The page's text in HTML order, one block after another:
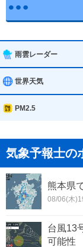
雨雲レーダー
世界天気
PM2.5
気象予報士の
熊本県
08/06(木
台風13
可能性